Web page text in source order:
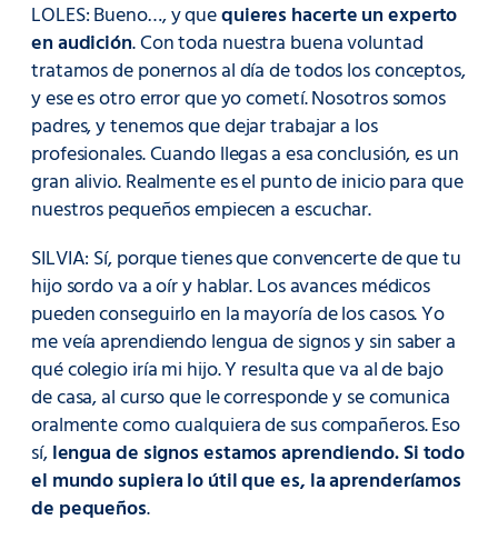
LOLES: Bueno…, y quequieres hacerte un experto
en audición. Con toda nuestra buena voluntad
tratamos de ponernos al día de todos los conceptos,
y ese es otro error que yo cometí. Nosotros somos
padres, y tenemos que dejar trabajar a los
profesionales. Cuando llegas a esa conclusión, es un
gran alivio. Realmente es el punto de inicio para que
nuestros pequeños empiecen a escuchar.
SILVIA: Sí, porque tienes que convencerte de que tu
hijo sordo va a oír y hablar. Los avances médicos
pueden conseguirlo en la mayoría de los casos. Yo
me veía aprendiendo lengua de signos y sin saber a
qué colegio iría mi hijo. Y resulta que va al de bajo
de casa, al curso que le corresponde y se comunica
oralmente como cualquiera de sus compañeros. Eso
sí,lengua de signos estamos aprendiendo. Si todo
el mundo supiera lo útil que es, la aprenderíamos
de pequeños.